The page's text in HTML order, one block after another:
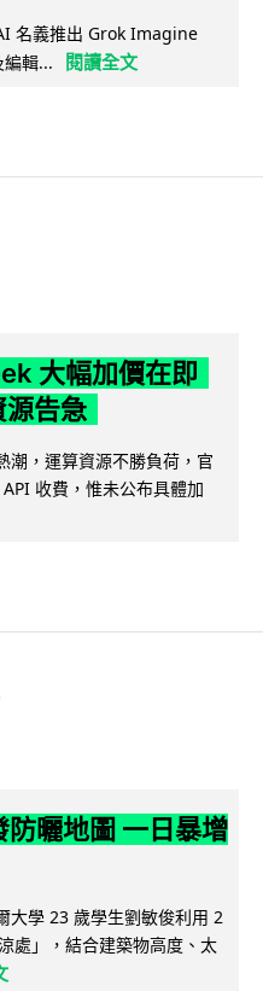
名義推出 Grok Imagine
輯...
閱讀全文
大幅加價在即
告急
潮，運算資源不勝負荷，官
收費，惟未公布具體加
曬地圖 一日暴增
大學 23 歲學生劉敏俊利用 2
處」，結合建築物高度、太